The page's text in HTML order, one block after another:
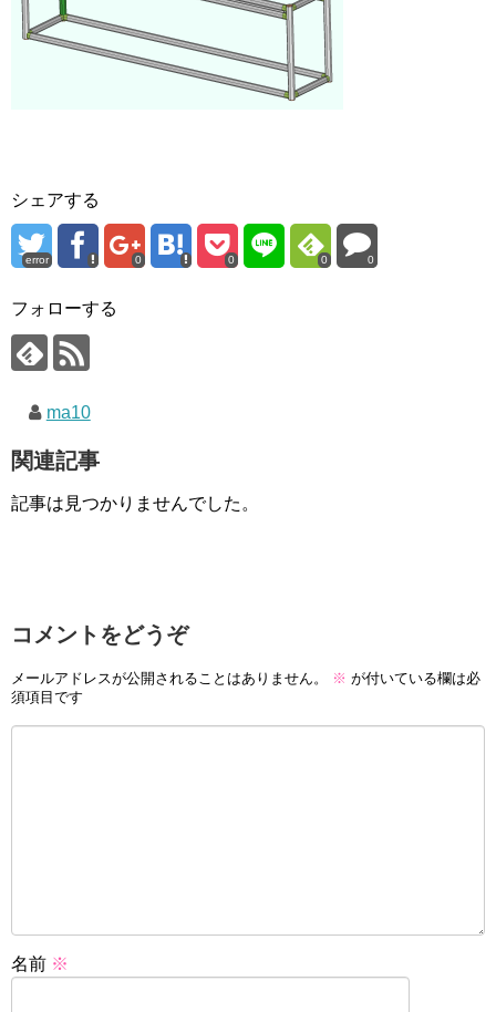
シェアする
error 0 0 0 0
フォローする
ma10
関連記事
記事は見つかりませんでした。
コメントをどうぞ
メールアドレスが公開されることはありません。 ※ が付いている欄は必
須項目です
名前 ※